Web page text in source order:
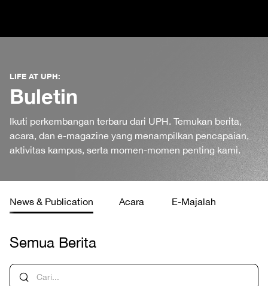
LIFE AT UPH:
Buletin
Ikuti perkembangan terbaru dari UPH. Temukan berita,
acara, dan e-magazine yang menampilkan pencapaian,
aktivitas kampus, serta momen-momen penting kami.
News & Publication Acara E-Majalah
Semua Berita